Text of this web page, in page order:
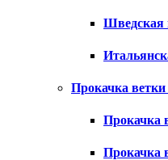
Шведская
Прокачка ветки
Прокачка
Прокачка